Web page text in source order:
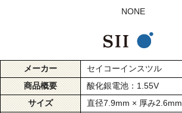
NONE
メーカー
セイコーインスツル
商品概要
酸化銀電池：1.55V
サイズ
直径7.9mm × 厚み2.6mm